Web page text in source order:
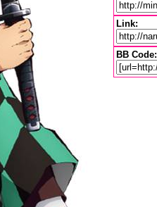
Link:
BB Code: